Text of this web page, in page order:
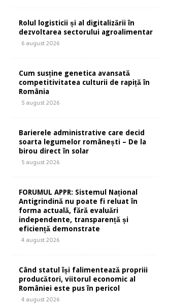
Rolul logisticii și al digitalizării în
dezvoltarea sectorului agroalimentar
6 august 2026
Cum susține genetica avansată
competitivitatea culturii de rapiță în
România
5 august 2026
Barierele administrative care decid
soarta legumelor românești – De la
birou direct în solar
5 august 2026
FORUMUL APPR: Sistemul Național
Antigrindină nu poate fi reluat în
forma actuală, fără evaluări
independente, transparență și
eficiență demonstrate
4 august 2026
Când statul își falimentează propriii
producători, viitorul economic al
României este pus în pericol
4 august 2026